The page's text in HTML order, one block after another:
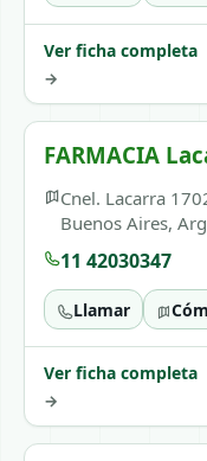
Ver ficha completa
→
FARMACIA
Cnel. Lacarra
Buenos Aires,
11 42030347
Llamar
Ver ficha completa
→